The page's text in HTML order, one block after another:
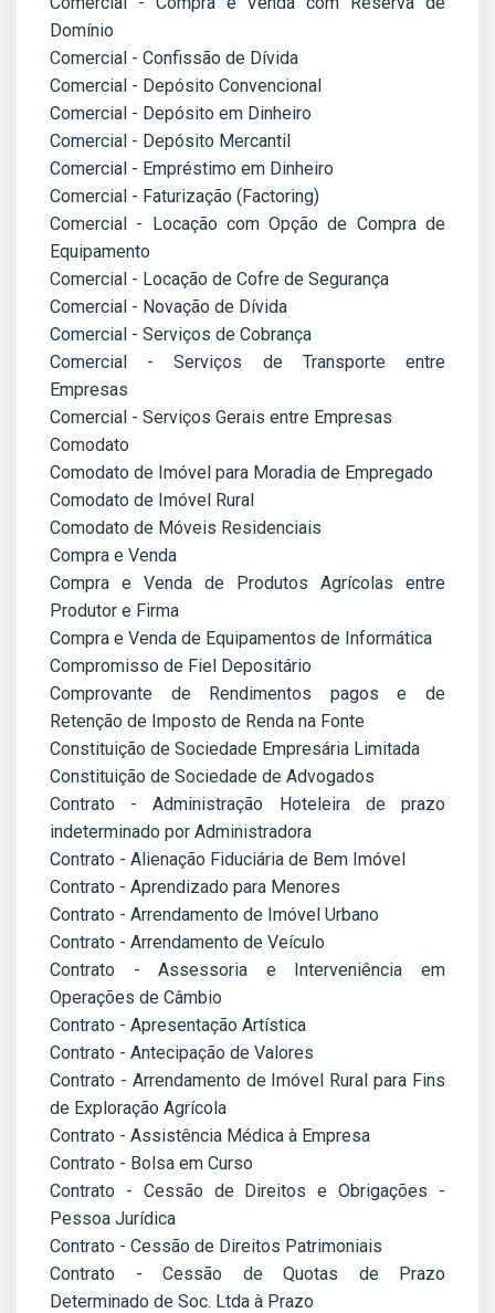
Domínio
Comercial - Confissão de Dívida
Comercial - Depósito Convencional
Comercial - Depósito em Dinheiro
Comercial - Depósito Mercantil
Comercial - Empréstimo em Dinheiro
Comercial - Faturização (Factoring)
Comercial - Locação com Opção de Compra de
Equipamento
Comercial - Locação de Cofre de Segurança
Comercial - Novação de Dívida
Comercial - Serviços de Cobrança
Comercial - Serviços de Transporte entre
Empresas
Comercial - Serviços Gerais entre Empresas
Comodato
Comodato de Imóvel para Moradia de Empregado
Comodato de Imóvel Rural
Comodato de Móveis Residenciais
Compra e Venda
Compra e Venda de Produtos Agrícolas entre
Produtor e Firma
Compra e Venda de Equipamentos de Informática
Compromisso de Fiel Depositário
Comprovante de Rendimentos pagos e de
Retenção de Imposto de Renda na Fonte
Constituição de Sociedade Empresária Limitada
Constituição de Sociedade de Advogados
Contrato - Administração Hoteleira de prazo
indeterminado por Administradora
Contrato - Alienação Fiduciária de Bem Imóvel
Contrato - Aprendizado para Menores
Contrato - Arrendamento de Imóvel Urbano
Contrato - Arrendamento de Veículo
Contrato - Assessoria e Interveniência em
Operações de Câmbio
Contrato - Apresentação Artística
Contrato - Antecipação de Valores
Contrato - Arrendamento de Imóvel Rural para Fins
de Exploração Agrícola
Contrato - Assistência Médica à Empresa
Contrato - Bolsa em Curso
Contrato - Cessão de Direitos e Obrigações -
Pessoa Jurídica
Contrato - Cessão de Direitos Patrimoniais
Contrato - Cessão de Quotas de Prazo
Determinado de Soc. Ltda à Prazo